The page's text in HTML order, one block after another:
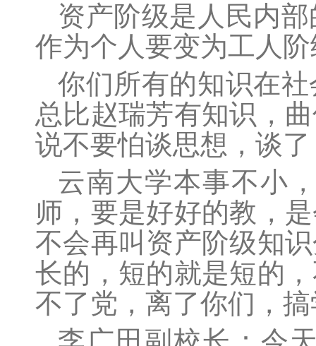
资产阶级是人民内
作为个人要变为工人
你们所有的知识在
总比赵瑞芳有知识，
说不要怕谈思想，谈
云南大学本事不小
师，要是好好的教，
不会再叫资产阶级知
长的，短的就是短的
不了党，离了你们，